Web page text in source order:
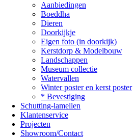
Aanbiedingen
Boeddha
Dieren
Doorkijkje
Eigen foto (in doorkijk)
Kerstdorp & Modelbouw
Landschappen
Museum collectie
Watervallen
Winter poster en kerst poster
* Bevestiging
Schutting-lamellen
Klantenservice
Projecten
Showroom/Contact